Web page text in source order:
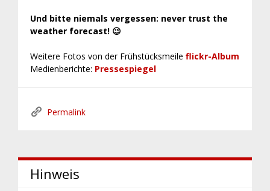
Und bitte niemals vergessen: never trust the
weather forecast! 😉
Weitere Fotos von der Frühstücksmeile flickr-Album
Medienberichte: Pressespiegel
Permalink
Hinweis